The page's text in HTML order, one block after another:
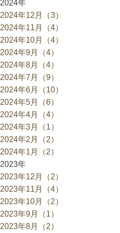
2024年
2024年12月（3）
2024年11月（4）
2024年10月（4）
2024年9月（4）
2024年8月（4）
2024年7月（9）
2024年6月（10）
2024年5月（6）
2024年4月（4）
2024年3月（1）
2024年2月（2）
2024年1月（2）
2023年
2023年12月（2）
2023年11月（4）
2023年10月（2）
2023年9月（1）
2023年8月（2）